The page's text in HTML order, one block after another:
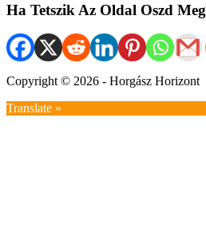
Ha Tetszik Az Oldal Oszd Meg
Copyright © 2026 - Horgász Horizont
Translate »